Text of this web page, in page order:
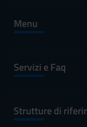
Menu
Servizi e Faq
Strutture di